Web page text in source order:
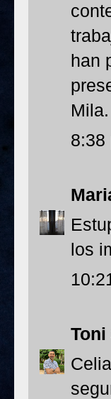
han
Mila.
8:38
los
Toni